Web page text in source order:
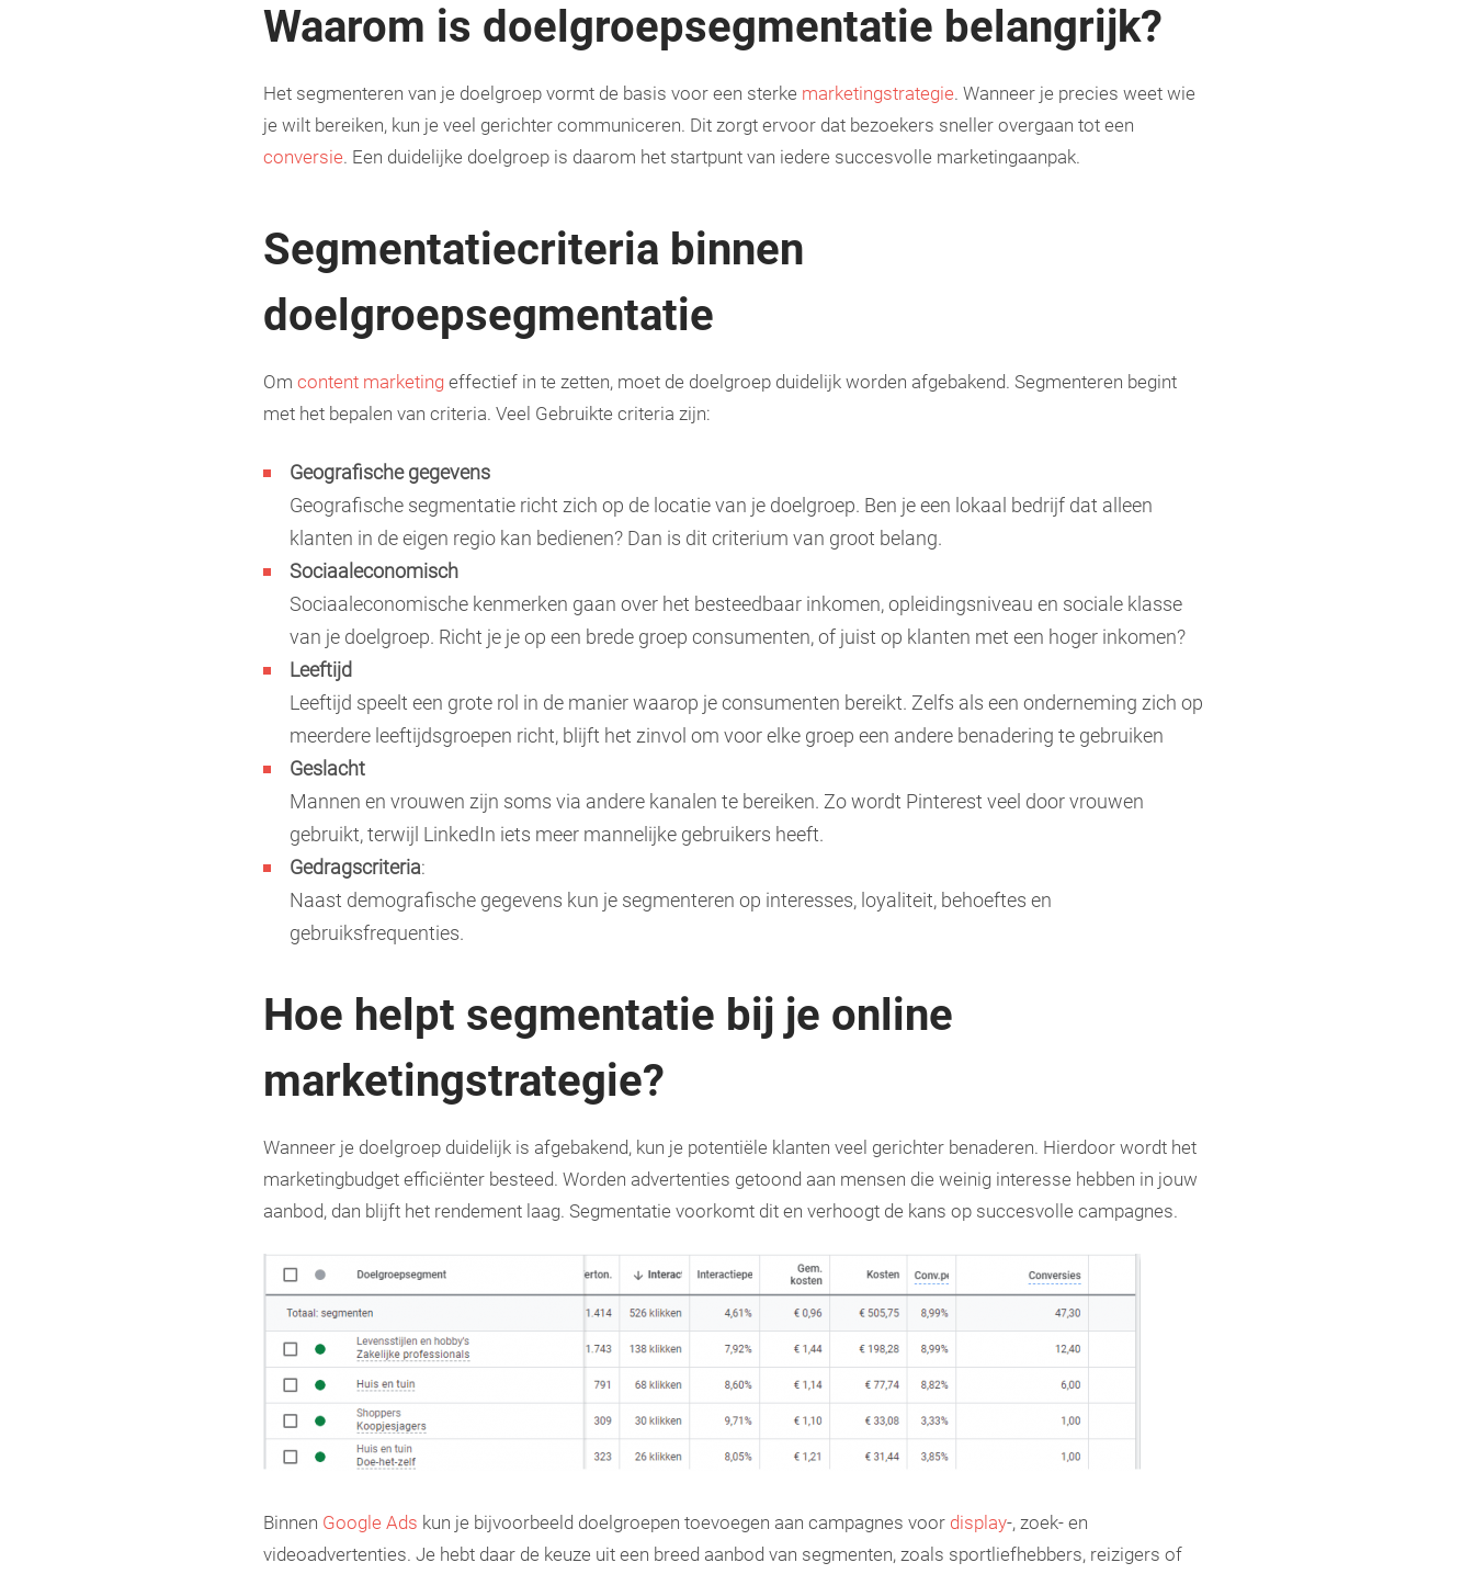
Waarom is doelgroepsegmentatie belangrijk?
Het segmenteren van je doelgroep vormt de basis voor een sterke marketingstrategie. Wanneer je precies weet wie
je wilt bereiken, kun je veel gerichter communiceren. Dit zorgt ervoor dat bezoekers sneller overgaan tot een
conversie. Een duidelijke doelgroep is daarom het startpunt van iedere succesvolle marketingaanpak.
Segmentatiecriteria binnen
doelgroepsegmentatie
Om content marketing effectief in te zetten, moet de doelgroep duidelijk worden afgebakend. Segmenteren begint
met het bepalen van criteria. Veel Gebruikte criteria zijn:
Geografische gegevens
Geografische segmentatie richt zich op de locatie van je doelgroep. Ben je een lokaal bedrijf dat alleen
klanten in de eigen regio kan bedienen? Dan is dit criterium van groot belang.
Sociaaleconomisch
Sociaaleconomische kenmerken gaan over het besteedbaar inkomen, opleidingsniveau en sociale klasse
van je doelgroep. Richt je je op een brede groep consumenten, of juist op klanten met een hoger inkomen?
Leeftijd
Leeftijd speelt een grote rol in de manier waarop je consumenten bereikt. Zelfs als een onderneming zich op
meerdere leeftijdsgroepen richt, blijft het zinvol om voor elke groep een andere benadering te gebruiken
Geslacht
Mannen en vrouwen zijn soms via andere kanalen te bereiken. Zo wordt Pinterest veel door vrouwen
gebruikt, terwijl LinkedIn iets meer mannelijke gebruikers heeft.
Gedragscriteria:
Naast demografische gegevens kun je segmenteren op interesses, loyaliteit, behoeftes en
gebruiksfrequenties.
Hoe helpt segmentatie bij je online
marketingstrategie?
Wanneer je doelgroep duidelijk is afgebakend, kun je potentiële klanten veel gerichter benaderen. Hierdoor wordt het
marketingbudget efficiënter besteed. Worden advertenties getoond aan mensen die weinig interesse hebben in jouw
aanbod, dan blijft het rendement laag. Segmentatie voorkomt dit en verhoogt de kans op succesvolle campagnes.
Binnen Google Ads kun je bijvoorbeeld doelgroepen toevoegen aan campagnes voor display-, zoek- en
videoadvertenties. Je hebt daar de keuze uit een breed aanbod van segmenten, zoals sportliefhebbers, reizigers of